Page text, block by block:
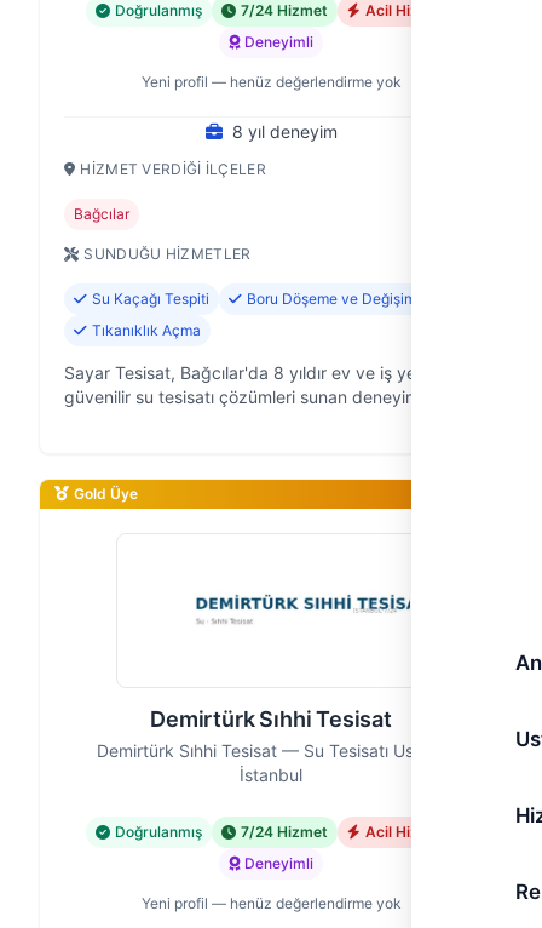
Doğrulanmış 7/24 Hizmet
Acil Hizmet
Deneyimli
Yeni profil — henüz değerlendirme yok
8 yıl deneyim
HIZMET VERDIĞI İLÇELER
Bağcılar
SUNDUĞU HIZMETLER
Su Kaçağı Tespiti
Boru Döşeme ve Değişimi
Tıkanıklık Açma
Sayar Tesisat, Bağcılar'da 8 yıldır ev ve iş yerlerine
güvenilir su tesisatı çözümleri sunan deneyimli bir
Gold Üye
Demirtürk Sıhhi Tesisat
Demirtürk Sıhhi Tesisat — Su Tesisatı Ustası,
İstanbul
Doğrulanmış 7/24 Hizmet
Acil Hizmet
Deneyimli
Yeni profil — henüz değerlendirme yok